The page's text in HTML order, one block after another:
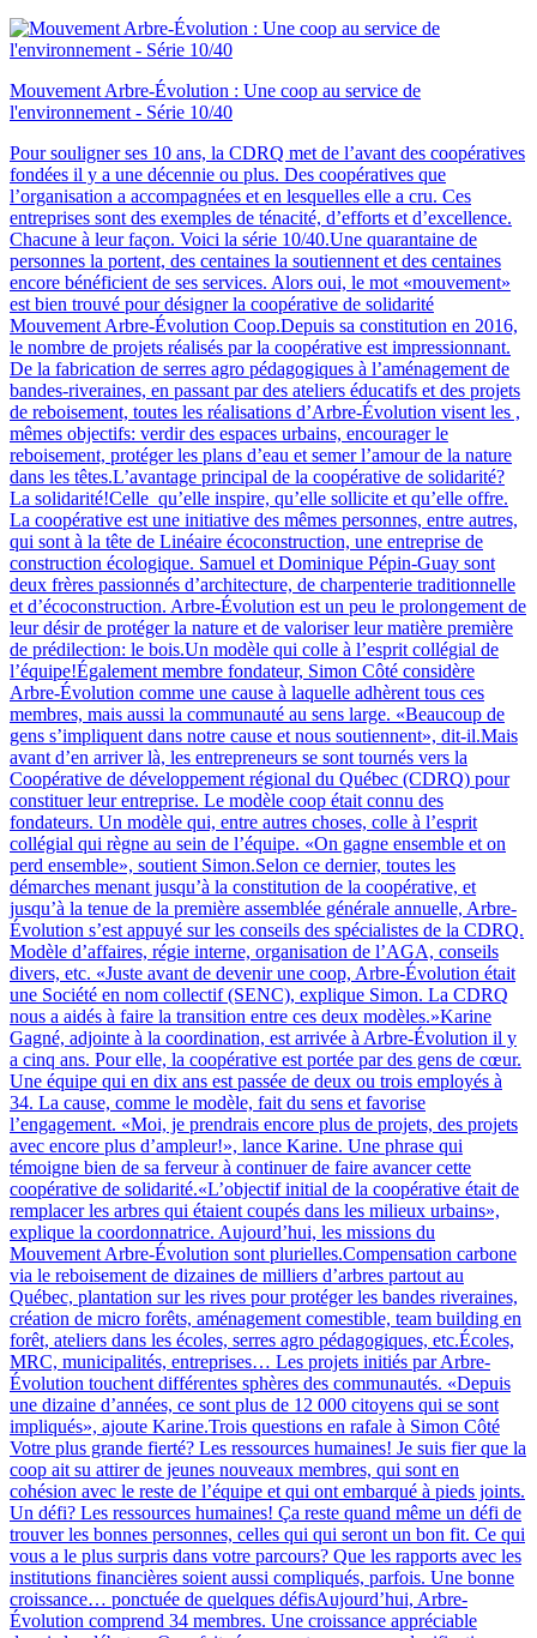
Mouvement Arbre-Évolution : Une coop au service de
l'environnement - Série 10/40
Pour souligner ses 10 ans, la CDRQ met de l’avant des coopératives
fondées il y a une décennie ou plus. Des coopératives que
l’organisation a accompagnées et en lesquelles elle a cru. Ces
entreprises sont des exemples de ténacité, d’efforts et d’excellence.
Chacune à leur façon. Voici la série 10/40.Une quarantaine de
personnes la portent, des centaines la soutiennent et des centaines
encore bénéficient de ses services. Alors oui, le mot «mouvement»
est bien trouvé pour désigner la coopérative de solidarité
Mouvement Arbre-Évolution Coop.Depuis sa constitution en 2016,
le nombre de projets réalisés par la coopérative est impressionnant.
De la fabrication de serres agro pédagogiques à l’aménagement de
bandes-riveraines, en passant par des ateliers éducatifs et des projets
de reboisement, toutes les réalisations d’Arbre-Évolution visent les ,
mêmes objectifs: verdir des espaces urbains, encourager le
reboisement, protéger les plans d’eau et semer l’amour de la nature
dans les têtes.L’avantage principal de la coopérative de solidarité?
La solidarité!Celle qu’elle inspire, qu’elle sollicite et qu’elle offre.
La coopérative est une initiative des mêmes personnes, entre autres,
qui sont à la tête de Linéaire écoconstruction, une entreprise de
construction écologique. Samuel et Dominique Pépin-Guay sont
deux frères passionnés d’architecture, de charpenterie traditionnelle
et d’écoconstruction. Arbre-Évolution est un peu le prolongement de
leur désir de protéger la nature et de valoriser leur matière première
de prédilection: le bois.Un modèle qui colle à l’esprit collégial de
l’équipe!Également membre fondateur, Simon Côté considère
Arbre-Évolution comme une cause à laquelle adhèrent tous ces
membres, mais aussi la communauté au sens large. «Beaucoup de
gens s’impliquent dans notre cause et nous soutiennent», dit-il.Mais
avant d’en arriver là, les entrepreneurs se sont tournés vers la
Coopérative de développement régional du Québec (CDRQ) pour
constituer leur entreprise. Le modèle coop était connu des
fondateurs. Un modèle qui, entre autres choses, colle à l’esprit
collégial qui règne au sein de l’équipe. «On gagne ensemble et on
perd ensemble», soutient Simon.Selon ce dernier, toutes les
démarches menant jusqu’à la constitution de la coopérative, et
jusqu’à la tenue de la première assemblée générale annuelle, Arbre-
Évolution s’est appuyé sur les conseils des spécialistes de la CDRQ.
Modèle d’affaires, régie interne, organisation de l’AGA, conseils
divers, etc. «Juste avant de devenir une coop, Arbre-Évolution était
une Société en nom collectif (SENC), explique Simon. La CDRQ
nous a aidés à faire la transition entre ces deux modèles.»Karine
Gagné, adjointe à la coordination, est arrivée à Arbre-Évolution il y
a cinq ans. Pour elle, la coopérative est portée par des gens de cœur.
Une équipe qui en dix ans est passée de deux ou trois employés à
34. La cause, comme le modèle, fait du sens et favorise
l’engagement. «Moi, je prendrais encore plus de projets, des projets
avec encore plus d’ampleur!», lance Karine. Une phrase qui
témoigne bien de sa ferveur à continuer de faire avancer cette
coopérative de solidarité.«L’objectif initial de la coopérative était de
remplacer les arbres qui étaient coupés dans les milieux urbains»,
explique la coordonnatrice. Aujourd’hui, les missions du
Mouvement Arbre-Évolution sont plurielles.Compensation carbone
via le reboisement de dizaines de milliers d’arbres partout au
Québec, plantation sur les rives pour protéger les bandes riveraines,
création de micro forêts, aménagement comestible, team building en
forêt, ateliers dans les écoles, serres agro pédagogiques, etc.Écoles,
MRC, municipalités, entreprises… Les projets initiés par Arbre-
Évolution touchent différentes sphères des communautés. «Depuis
une dizaine d’années, ce sont plus de 12 000 citoyens qui se sont
impliqués», ajoute Karine.Trois questions en rafale à Simon Côté
Votre plus grande fierté? Les ressources humaines! Je suis fier que la
coop ait su attirer de jeunes nouveaux membres, qui sont en
cohésion avec le reste de l’équipe et qui ont embarqué à pieds joints.
Un défi? Les ressources humaines! Ça reste quand même un défi de
trouver les bonnes personnes, celles qui qui seront un bon fit. Ce qui
vous a le plus surpris dans votre parcours? Que les rapports avec les
institutions financières soient aussi compliqués, parfois. Une bonne
croissance… ponctuée de quelques défisAujourd’hui, Arbre-
Évolution comprend 34 membres. Une croissance appréciable